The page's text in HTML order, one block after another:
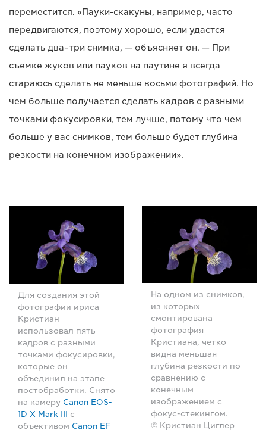
переместится. «Пауки-скакуны, например, часто
передвигаются, поэтому хорошо, если удастся
сделать два–три снимка, — объясняет он. — При
съемке жуков или пауков на паутине я всегда
стараюсь сделать не меньше восьми фотографий. Но
чем больше получается сделать кадров с разными
точками фокусировки, тем лучше, потому что чем
больше у вас снимков, тем больше будет глубина
резкости на конечном изображении».
Для создания этой
фотографии ириса
Кристиан
использовал пять
кадров с разными
точками фокусировки,
которые он
объединил на этапе
постобработки. Снято
на камеру Canon EOS-
1D X Mark III
с
объективом Canon EF
На одном из снимков,
из которых
смонтирована
фотография
Кристиана, четко
видна меньшая
глубина резкости по
сравнению с
конечным
изображением с
фокус-стекингом.
© Кристиан Циглер